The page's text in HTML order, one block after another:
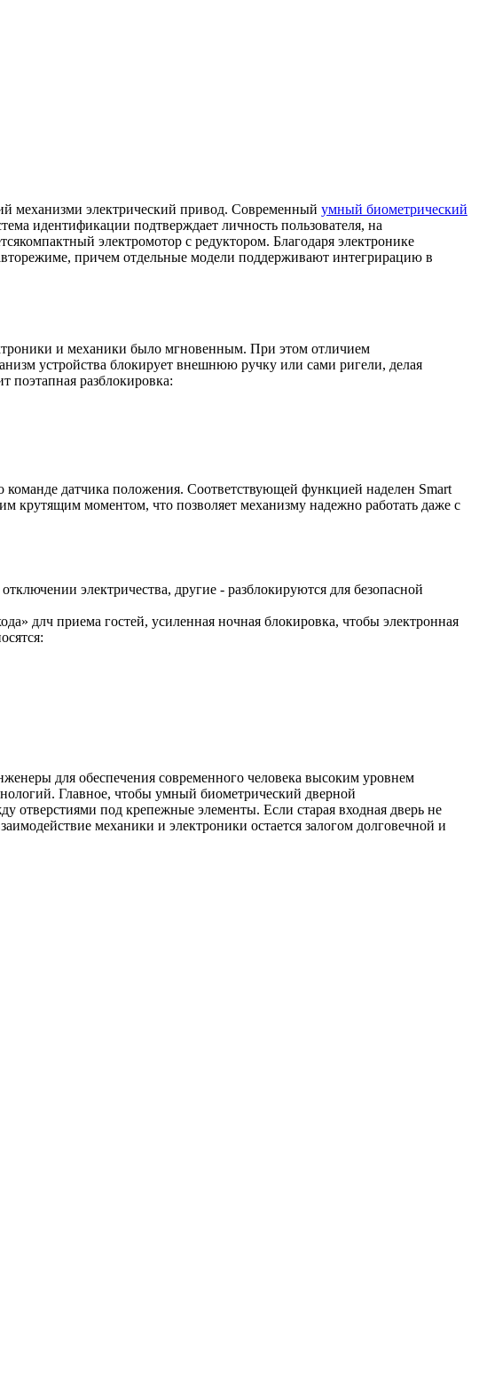
механизми электрический привод. Современный умный биометрический
идентификации подтверждает личность пользователя, на
электромотор с редуктором. Благодаря электронике
причем отдельные модели поддерживают интегрирацию в
и механики было мгновенным. При этом отличием
устройства блокирует внешнюю ручку или сами ригели, делая
поэтапная разблокировка:
команде датчика положения. Соответствующей функцией наделен Smart
крутящим моментом, что позволяет механизму надежно работать даже с
электричества, другие - разблокируются для безопасной
длч приема гостей, усиленная ночная блокировка, чтобы электронная
для обеспечения современного человека высоким уровнем
Главное, чтобы умный биометрический дверной
отверстиями под крепежные элементы. Если старая входная дверь не
механики и электроники остается залогом долговечной и